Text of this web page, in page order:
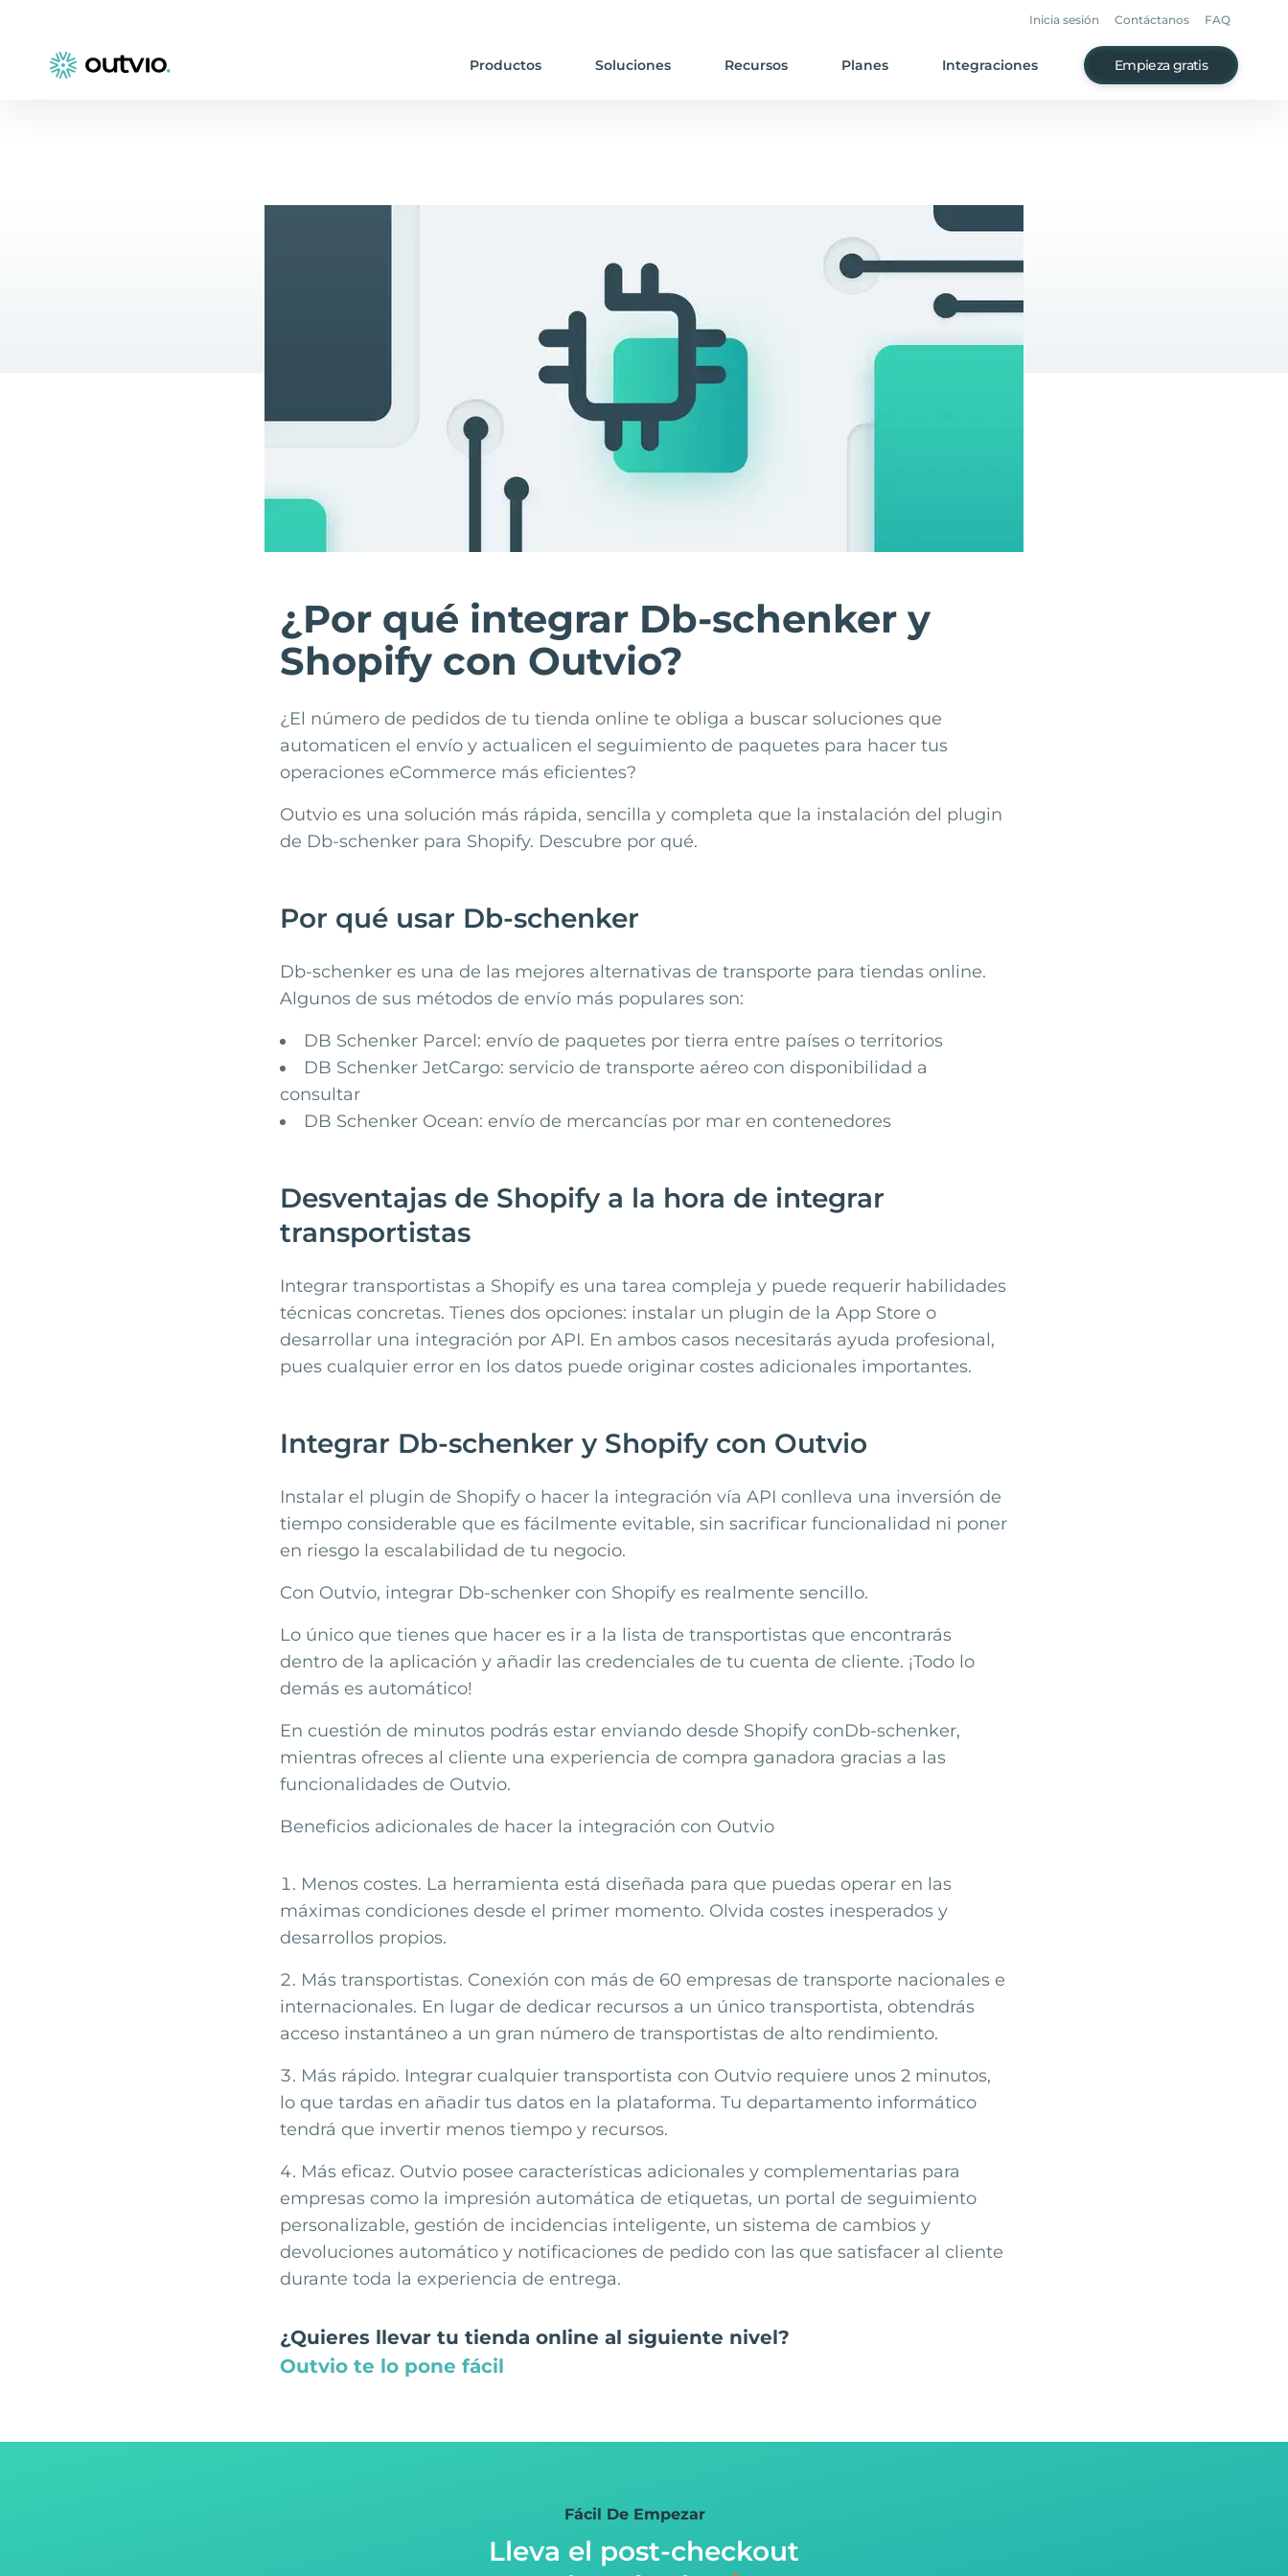
Inicia sesión Contáctanos FAQ
Productos Soluciones Recursos Planes Integraciones Empieza gratis
¿Por qué integrar Db-schenker y
Shopify con Outvio?
¿El número de pedidos de tu tienda online te obliga a buscar soluciones que
automaticen el envío y actualicen el seguimiento de paquetes para hacer tus
operaciones eCommerce más eficientes?
Outvio es una solución más rápida, sencilla y completa que la instalación del plugin
de Db-schenker para Shopify. Descubre por qué.
Por qué usar Db-schenker
Db-schenker es una de las mejores alternativas de transporte para tiendas online.
Algunos de sus métodos de envío más populares son:
DB Schenker Parcel: envío de paquetes por tierra entre países o territorios
DB Schenker JetCargo: servicio de transporte aéreo con disponibilidad a
consultar
DB Schenker Ocean: envío de mercancías por mar en contenedores
Desventajas de Shopify a la hora de integrar
transportistas
Integrar transportistas a Shopify es una tarea compleja y puede requerir habilidades
técnicas concretas. Tienes dos opciones: instalar un plugin de la App Store o
desarrollar una integración por API. En ambos casos necesitarás ayuda profesional,
pues cualquier error en los datos puede originar costes adicionales importantes.
Integrar Db-schenker y Shopify con Outvio
Instalar el plugin de Shopify o hacer la integración vía API conlleva una inversión de
tiempo considerable que es fácilmente evitable, sin sacrificar funcionalidad ni poner
en riesgo la escalabilidad de tu negocio.
Con Outvio, integrar Db-schenker con Shopify es realmente sencillo.
Lo único que tienes que hacer es ir a la lista de transportistas que encontrarás
dentro de la aplicación y añadir las credenciales de tu cuenta de cliente. ¡Todo lo
demás es automático!
En cuestión de minutos podrás estar enviando desde Shopify conDb-schenker,
mientras ofreces al cliente una experiencia de compra ganadora gracias a las
funcionalidades de Outvio.
Beneficios adicionales de hacer la integración con Outvio
Menos costes. La herramienta está diseñada para que puedas operar en las
máximas condiciones desde el primer momento. Olvida costes inesperados y
desarrollos propios.
Más transportistas. Conexión con más de 60 empresas de transporte nacionales e
internacionales. En lugar de dedicar recursos a un único transportista, obtendrás
acceso instantáneo a un gran número de transportistas de alto rendimiento.
Más rápido. Integrar cualquier transportista con Outvio requiere unos 2 minutos,
lo que tardas en añadir tus datos en la plataforma. Tu departamento informático
tendrá que invertir menos tiempo y recursos.
Más eficaz. Outvio posee características adicionales y complementarias para
empresas como la impresión automática de etiquetas, un portal de seguimiento
personalizable, gestión de incidencias inteligente, un sistema de cambios y
devoluciones automático y notificaciones de pedido con las que satisfacer al cliente
durante toda la experiencia de entrega.
¿Quieres llevar tu tienda online al siguiente nivel?
Outvio te lo pone fácil
Fácil De Empezar
Lleva el post-checkout